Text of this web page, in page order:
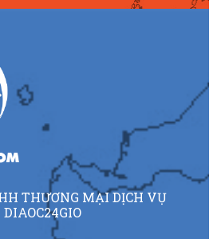
THƯƠNG MẠI DỊCH VỤ
DIAOC24GIO